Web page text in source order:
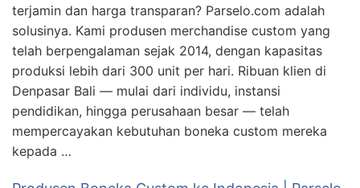
terjamin dan harga transparan? Parselo.com adalah
solusinya. Kami produsen merchandise custom yang
telah berpengalaman sejak 2014, dengan kapasitas
produksi lebih dari 300 unit per hari. Ribuan klien di
Denpasar Bali — mulai dari individu, instansi
pendidikan, hingga perusahaan besar — telah
mempercayakan kebutuhan boneka custom mereka
kepada …